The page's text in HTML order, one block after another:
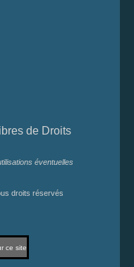
de Droits
éventuelles
droits réservés
ce site